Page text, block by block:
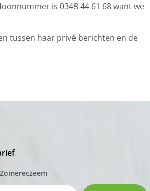
is 0348 44 61 68 want we
tussen haar privé berichten en de
Zomereczeem